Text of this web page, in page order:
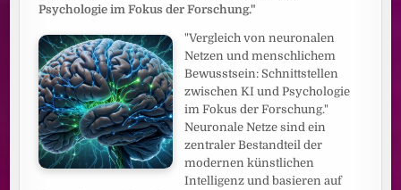
Psychologie im Fokus der Forschung."
"Vergleich von neuronalen
Netzen und menschlichem
Bewusstsein: Schnittstellen
zwischen KI und Psychologie
im Fokus der Forschung."
Neuronale Netze sind ein
zentraler Bestandteil der
modernen künstlichen
Intelligenz und basieren auf